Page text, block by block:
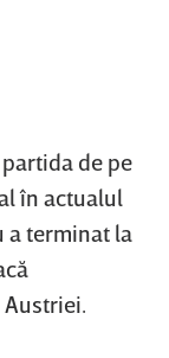
de pe
în actualul
a terminat la